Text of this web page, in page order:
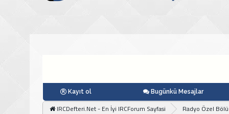
Kayıt ol Bugünkü Mesajlar
IRCDefteri.Net - En İyi IRCForum Sayfasi
Radyo Özel